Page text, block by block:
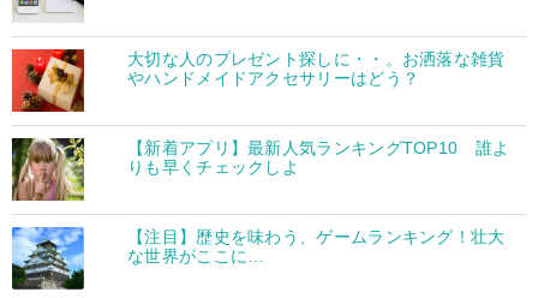
大切な人のプレゼント探しに・・。お洒落な雑貨
やハンドメイドアクセサリーはどう？
【新着アプリ】最新人気ランキングTOP10 誰よ
りも早くチェックしよ
【注目】歴史を味わう、ゲームランキング！壮大
な世界がここに…